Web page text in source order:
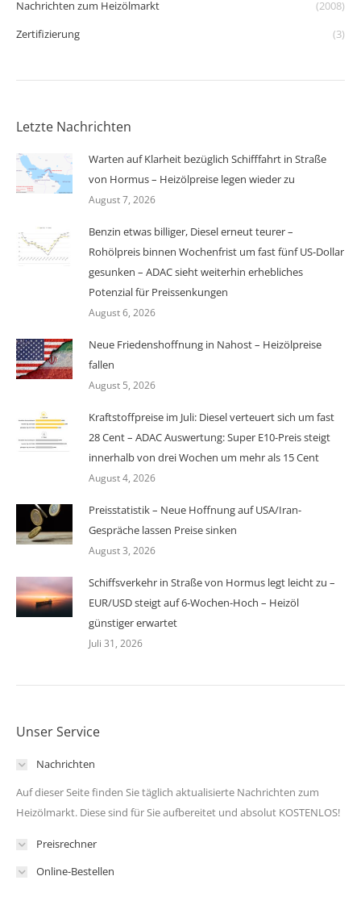
Nachrichten zum Heizölmarkt
(2008)
Zertifizierung
(3)
Letzte Nachrichten
Warten auf Klarheit bezüglich Schifffahrt in Straße
von Hormus – Heizölpreise legen wieder zu
August 7, 2026
Benzin etwas billiger, Diesel erneut teurer –
Rohölpreis binnen Wochenfrist um fast fünf US-Dollar
gesunken – ADAC sieht weiterhin erhebliches
Potenzial für Preissenkungen
August 6, 2026
Neue Friedenshoffnung in Nahost – Heizölpreise
fallen
August 5, 2026
Kraftstoffpreise im Juli: Diesel verteuert sich um fast
28 Cent – ADAC Auswertung: Super E10-Preis steigt
innerhalb von drei Wochen um mehr als 15 Cent
August 4, 2026
Preisstatistik – Neue Hoffnung auf USA/Iran-
Gespräche lassen Preise sinken
August 3, 2026
Schiffsverkehr in Straße von Hormus legt leicht zu –
EUR/USD steigt auf 6-Wochen-Hoch – Heizöl
günstiger erwartet
Juli 31, 2026
Unser Service
Nachrichten
Auf dieser Seite finden Sie täglich aktualisierte Nachrichten zum
Heizölmarkt. Diese sind für Sie aufbereitet und absolut KOSTENLOS!
Preisrechner
Online-Bestellen